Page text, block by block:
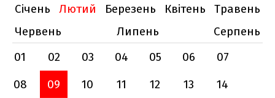
Січень
Лютий Березень Квітень
Травень
Червень
Липень
Серпень
01
02 03 04 05 06
07
08
09 10 11 12 13
14